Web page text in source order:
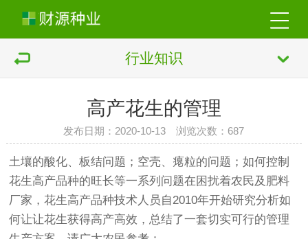
行业知识
高产花生的管理
发布日期：2020-10-13 浏览次数： 687
土壤的酸化、板结问题；空壳、瘪粒的问题；如何控制
花生高产品种的旺长等一系列问题在困扰着农民及肥料
厂家，花生高产品种技术人员自2010年开始研究分析如
何让让花生获得高产高效，总结了一套切实可行的管理